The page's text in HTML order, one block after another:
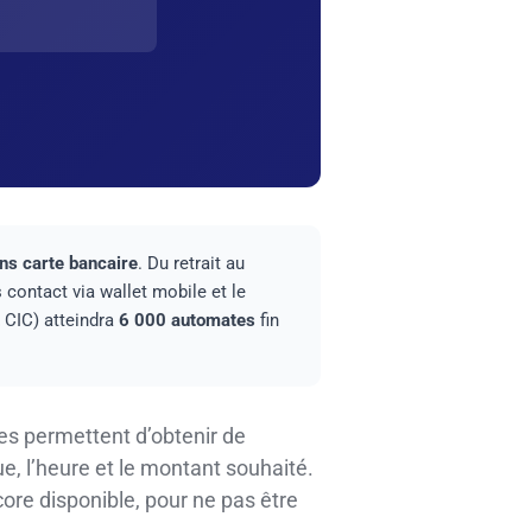
carte bancaire. Du retrait au
contact via wallet mobile et le
CIC) atteindra 6 000 automates fin
permettent d’obtenir de
l’heure et le montant souhaité.
disponible, pour ne pas être